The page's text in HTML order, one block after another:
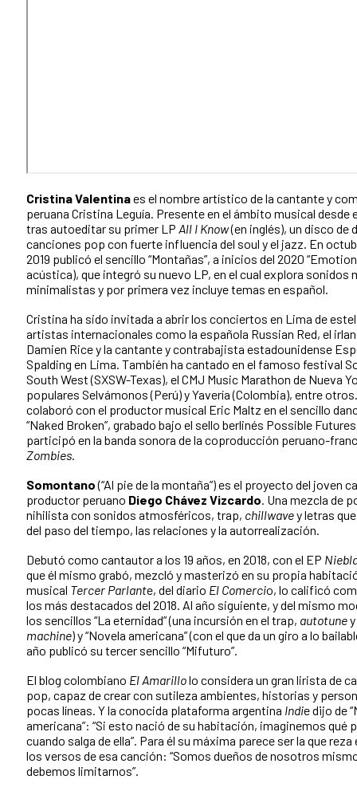
Cristina Valentinaes el nombre artístico de la cantante y
peruana Cristina Leguía. Presente en el ámbito musical desde
tras autoeditar su primer LP All I Know(en inglés), un disco de
canciones pop con fuerte influencia del soul y el jazz. En
2019 publicó el sencillo “Montañas”, a inicios del 2020
acústica), que integró su nuevo LP, en el cual explora sonidos
minimalistas y por primera vez incluye temas en español.
Cristina ha sido invitada a abrir los conciertos en Lima de
artistas internacionales como la española Russian Red, el
Damien Rice y la cantante y contrabajista estadounidense
Spalding en Lima. También ha cantado en el famoso festival
South West (SXSW-Texas), el CMJ Music Marathon de Nueva
populares Selvámonos (Perú) y Yavería (Colombia), entre
colaboró con el productor musical Eric Maltz en el sencillo
“Naked Broken”, grabado bajo el sello berlinés Possible
participó en la banda sonora de la coproducción peruano-
Zombies
Somontano(“Al pie de la montaña”) es el proyecto del joven
productor peruano Diego Chávez Vizcardo . Una mezcla de
nihilista con sonidos atmosféricos, trap, chillwavey letras
del paso del tiempo, las relaciones y la autorrealización.
Debutó como cantautor a los 19 años, en 2018, con el EP
que él mismo grabó, mezcló y masterizó en su propia
musical Tercer Parlante, del diario El Comercio, lo calificó
los más destacados del 2018. Al año siguiente, y del mismo
los sencillos “La eternidad” (una incursión en el trap, autotuney
machine) y “Novela americana” (con el que da un giro a lo
año publicó su tercer sencillo “Mifuturo”.
El blog colombiano El Amarillolo considera un gran lirista de
pop, capaz de crear con sutileza ambientes, historias y
pocas líneas. Y la conocida plataforma argentina Indie dijo de
americana”: “Si esto nació de su habitación, imaginemos qué
cuando salga de ella”. Para él su máxima parece ser la que reza
los versos de esa canción: “Somos dueños de nosotros
debemos limitarnos”.